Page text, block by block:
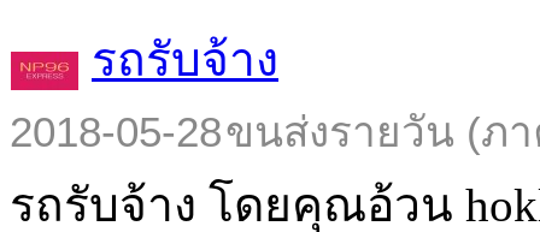
รถรับจ้าง
2018-05-28ขนส่งรายวัน (ภ
รถรับจ้าง โดยคุณอ้วน